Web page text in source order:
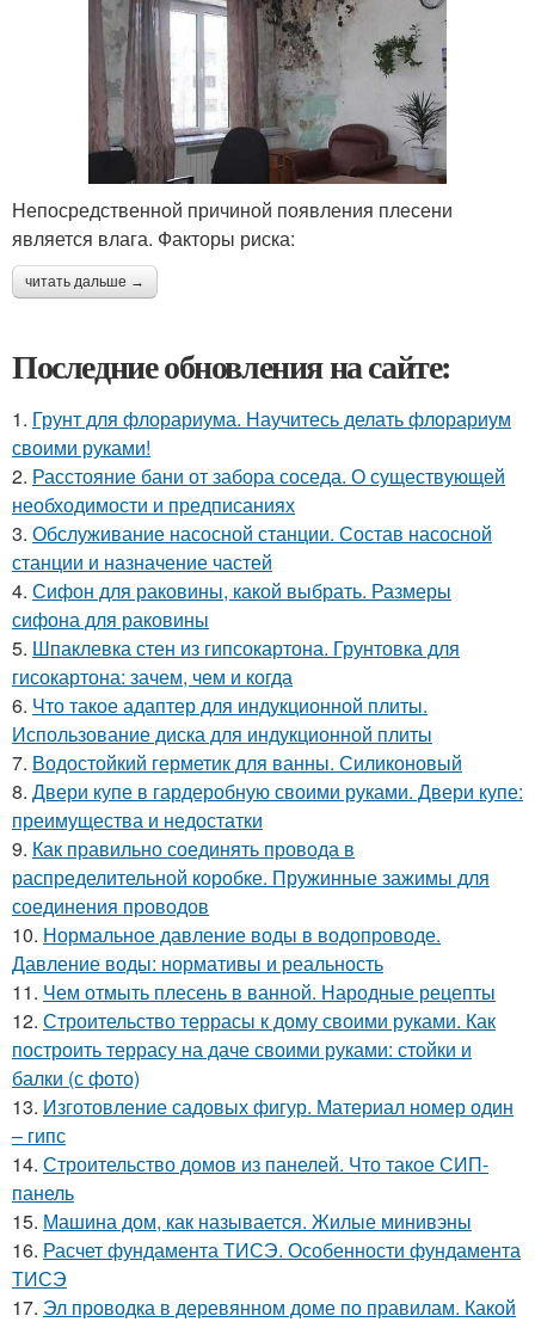
Непосредственной причиной появления плесени
является влага. Факторы риска:
читать дальше →
Последние обновления на сайте:
1. Грунт для флорариума. Научитесь делать флорариум
своими руками!
2. Расстояние бани от забора соседа. О существующей
необходимости и предписаниях
3. Обслуживание насосной станции. Состав насосной
станции и назначение частей
4. Сифон для раковины, какой выбрать. Размеры
сифона для раковины
5. Шпаклевка стен из гипсокартона. Грунтовка для
гисокартона: зачем, чем и когда
6. Что такое адаптер для индукционной плиты.
Использование диска для индукционной плиты
7. Водостойкий герметик для ванны. Силиконовый
8. Двери купе в гардеробную своими руками. Двери купе:
преимущества и недостатки
9. Как правильно соединять провода в
распределительной коробке. Пружинные зажимы для
соединения проводов
10. Нормальное давление воды в водопроводе.
Давление воды: нормативы и реальность
11. Чем отмыть плесень в ванной. Народные рецепты
12. Строительство террасы к дому своими руками. Как
построить террасу на даче своими руками: стойки и
балки (с фото)
13. Изготовление садовых фигур. Материал номер один
– гипс
14. Строительство домов из панелей. Что такое СИП-
панель
15. Машина дом, как называется. Жилые минивэны
16. Расчет фундамента ТИСЭ. Особенности фундамента
ТИСЭ
17. Эл проводка в деревянном доме по правилам. Какой